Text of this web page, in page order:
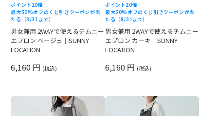
ポイント20倍
最大50%オフのくじ引きクーポンが当
たる（8/31まで）
男女兼用 2WAYで使えるチムニー
エプロン ベージュ｜SUNNY
LOCATION
6,160 円 (税込)
ポイント20倍
最大50%オフのくじ引きクーポンが当
たる（8/31まで）
男女兼用 2WAYで使えるチムニー
エプロン カーキ｜SUNNY
LOCATION
6,160 円 (税込)